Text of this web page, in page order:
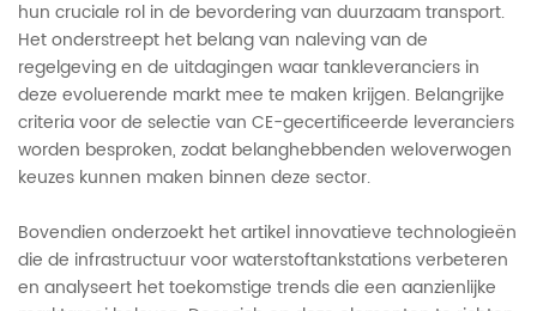
hun cruciale rol in de bevordering van duurzaam transport.
Het onderstreept het belang van naleving van de
regelgeving en de uitdagingen waar tankleveranciers in
deze evoluerende markt mee te maken krijgen. Belangrijke
criteria voor de selectie van CE-gecertificeerde leveranciers
worden besproken, zodat belanghebbenden weloverwogen
keuzes kunnen maken binnen deze sector.
Bovendien onderzoekt het artikel innovatieve technologieën
die de infrastructuur voor waterstoftankstations verbeteren
en analyseert het toekomstige trends die een aanzienlijke